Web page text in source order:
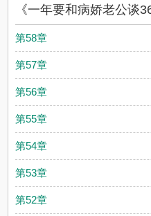
《一年要和病娇老公谈
第58章
第57章
第56章
第55章
第54章
第53章
第52章